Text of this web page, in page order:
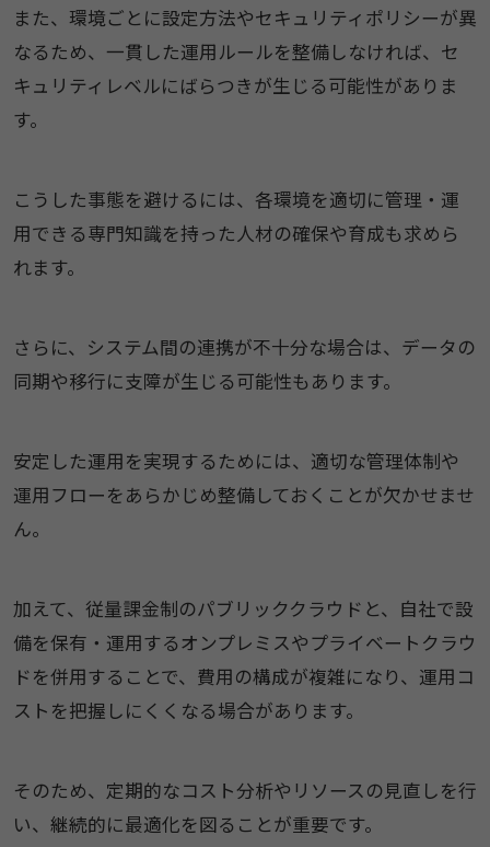
また、環境ごとに設定方法やセキュリティポリシーが異
なるため、一貫した運用ルールを整備しなければ、セ
キュリティレベルにばらつきが生じる可能性がありま
す。
こうした事態を避けるには、各環境を適切に管理・運
用できる専門知識を持った人材の確保や育成も求めら
れます。
さらに、システム間の連携が不十分な場合は、データの
同期や移行に支障が生じる可能性もあります。
安定した運用を実現するためには、適切な管理体制や
運用フローをあらかじめ整備しておくことが欠かせませ
ん。
加えて、従量課金制のパブリッククラウドと、自社で設
備を保有・運用するオンプレミスやプライベートクラウ
ドを併用することで、費用の構成が複雑になり、運用コ
ストを把握しにくくなる場合があります。
そのため、定期的なコスト分析やリソースの見直しを行
い、継続的に最適化を図ることが重要です。